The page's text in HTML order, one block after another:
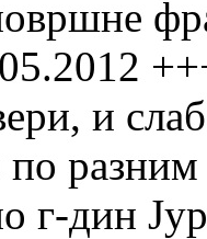
и
г-дин